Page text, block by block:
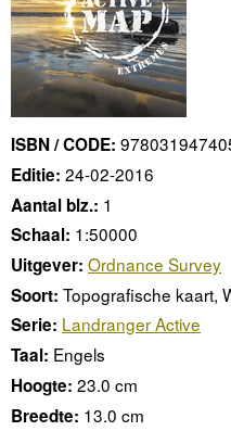
ISBN / CODE:
Editie: 24-02-2016
Aantal blz.: 1
Schaal: 1:50000
Uitgever: Ordnance Survey
Soort: Topografische kaart,
Serie: Landranger Active
Taal: Engels
Hoogte: 23.0 cm
Breedte: 13.0 cm